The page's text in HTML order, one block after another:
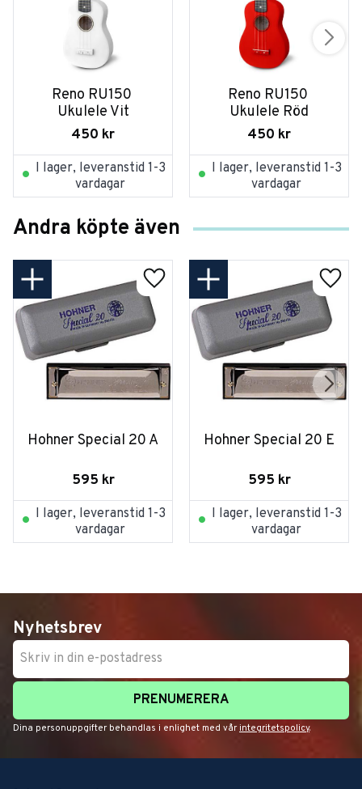
Reno RU150
Ukulele Vit
450 kr
I lager, leveranstid 1-3
vardagar
Reno RU150
Ukulele Röd
450 kr
I lager, leveranstid 1-3
vardagar
Andra köpte även
Hohner Special 20 A
595 kr
I lager, leveranstid 1-3
vardagar
Hohner Special 20 E
595 kr
I lager, leveranstid 1-3
vardagar
Nyhetsbrev
PRENUMERERA
Dina personuppgifter behandlas i enlighet med vår integritetspolicy.